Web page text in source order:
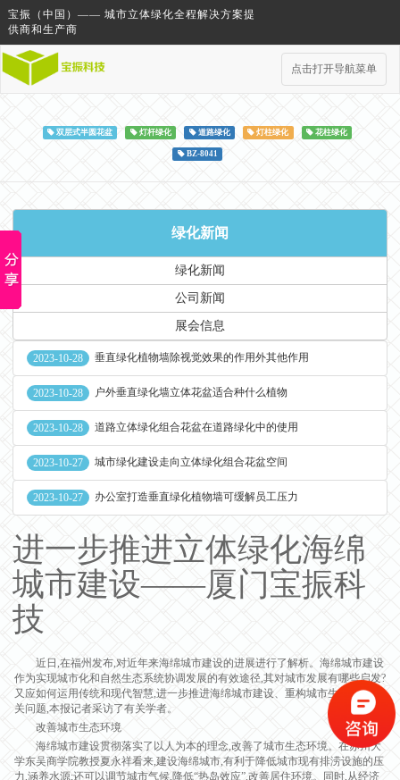
宝振（中国）—— 城市立体绿化全程解决方案提
供商和生产商
点击打开导航菜单
双层式半圆花盆 灯杆绿化 道路绿化 灯柱绿化 花柱绿化
BZ-8041
绿化新闻
绿化新闻
公司新闻
展会信息
2023-10-28 垂直绿化植物墙除视觉效果的作用外其他作用
2023-10-28 户外垂直绿化墙立体花盆适合种什么植物
2023-10-28 道路立体绿化组合花盆在道路绿化中的使用
2023-10-27 城市绿化建设走向立体绿化组合花盆空间
2023-10-27 办公室打造垂直绿化植物墙可缓解员工压力
进一步推进立体绿化海绵
城市建设——厦门宝振科
技
近日,在福州发布,对近年来海绵城市建设的进展进行了解析。海绵城市建设
作为实现城市化和自然生态系统协调发展的有效途径,其对城市发展有哪些启发?
又应如何运用传统和现代智慧,进一步推进海绵城市建设、重构城市生态?带着相
关问题,本报记者采访了有关学者。
改善城市生态环境
海绵城市建设贯彻落实了以人为本的理念,改善了城市生态环境。在苏州大
学东吴商学院教授夏永祥看来,建设海绵城市,有利于降低城市现有排涝设施的压
力,涵养水源;还可以调节城市气候,降低“热岛效应”,改善居住环境。同时,从经济